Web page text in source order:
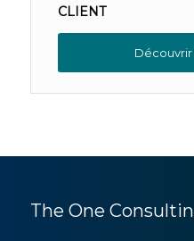
CLIENT
The One